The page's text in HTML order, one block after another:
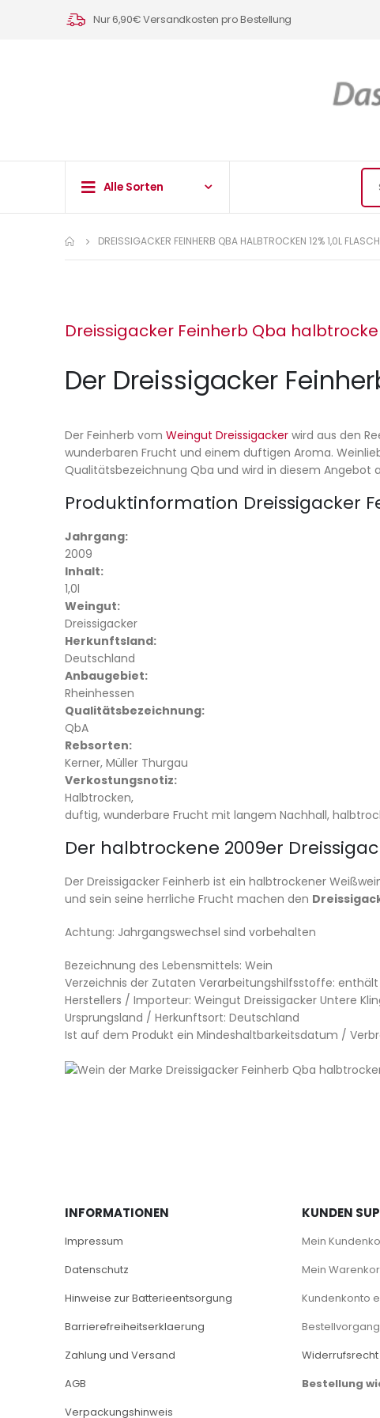
Nur 6,90€ Versandkosten pro Bestellung
Alle Sorten
DREISSIGACKER FEINHERB QBA HALBTROCKEN 12% 1,0L
Dreissigacker Feinherb Qba
Der Dreissigacker
Der Feinherb vom Weingut Dreissigacker wird aus den
wunderbaren Frucht und einem duftigen Aroma.
Qualitätsbezeichnung Qba und wird in diesem Angebot
Produktinformation Dreissigacker
Jahrgang:
2009
Inhalt:
1,0l
Weingut:
Dreissigacker
Herkunftsland:
Deutschland
Anbaugebiet:
Rheinhessen
Qualitätsbezeichnung:
QbA
Rebsorten:
Kerner, Müller Thurgau
Verkostungsnotiz:
Halbtrocken,
duftig, wunderbare Frucht mit langem Nachhall,
Der halbtrockene 2009er
Der Dreissigacker Feinherb ist ein halbtrockener
und sein seine herrliche Frucht machen den
Achtung: Jahrgangswechsel sind vorbehalten
Bezeichnung des Lebensmittels: Wein
Verzeichnis der Zutaten Verarbeitungshilfsstoffe:
Herstellers / Importeur: Weingut Dreissigacker Untere
Ursprungsland / Herkunftsort: Deutschland
Ist auf dem Produkt ein Mindeshaltbarkeitsdatum /
INFORMATIONEN
Impressum
Datenschutz
Hinweise zur Batterieentsorgung
Barrierefreiheitserklaerung
Zahlung und Versand
AGB
Verpackungshinweis
KUNDEN
Mein
Mein
Kundenkonto
Bestellvorgang
Widerrufsrecht
Bestellung